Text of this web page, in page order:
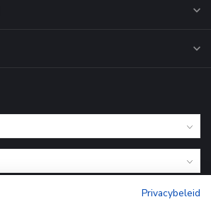
Privacybeleid